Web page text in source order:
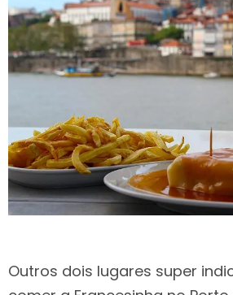
Outros dois lugares super